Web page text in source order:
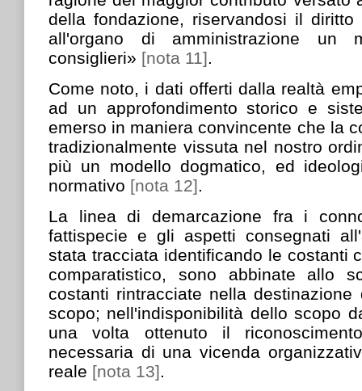
della fondazione, riservandosi il
all'organo di amministrazione un
consiglieri» [nota 11].
Come noto, i dati offerti dalla realtà
ad un approfondimento storico e
emerso in maniera convincente che la
tradizionalmente vissuta nel nostro
più un modello dogmatico, ed
normativo [nota 12].
La linea di demarcazione fra i
fattispecie e gli aspetti consegnati
stata tracciata identificando le costanti
comparatistico, sono abbinate allo
costanti rintracciate nella
scopo; nell'indisponibilità dello scopo
una volta ottenuto il
necessaria di una vicenda
reale [nota 13].